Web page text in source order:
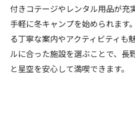
付きコテージやレンタル用品が充
手軽に冬キャンプを始められます
る丁寧な案内やアクティビティも
ルに合った施設を選ぶことで、長
と星空を安心して満喫できます。